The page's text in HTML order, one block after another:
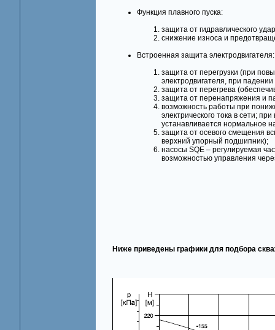
Функция плавного пуска:
защита от гидравлического
снижение износа и
Встроенная защита электродвигателя:
защита от перегрузки (при
электродвигателя, при
защита от перегрева
защита от перенапряжения и
возможность работы при
электрического тока в сети;
устанавливается нормальное
защита от осевого смещения
верхний упорный подшипник);
насосы SQE – регулируемая
возможностью управления
Ниже приведены графики для подбора